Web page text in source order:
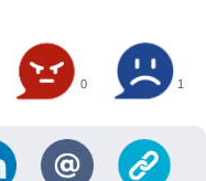
0 1